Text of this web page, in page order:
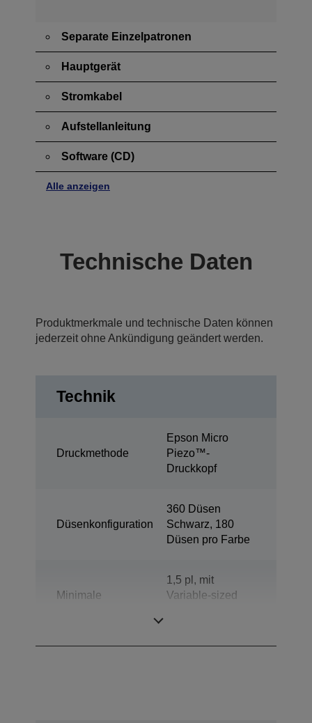
Separate Einzelpatronen
Hauptgerät
Stromkabel
Aufstellanleitung
Software (CD)
Alle anzeigen
Technische Daten
Produktmerkmale und technische Daten können
jederzeit ohne Ankündigung geändert werden.
Technik
Druckmethode
Epson Micro
Piezo™-
Druckkopf
Düsenkonfiguration
360 Düsen
Schwarz, 180
Düsen pro Farbe
Minimale
1,5 pl, mit
Variable-sized